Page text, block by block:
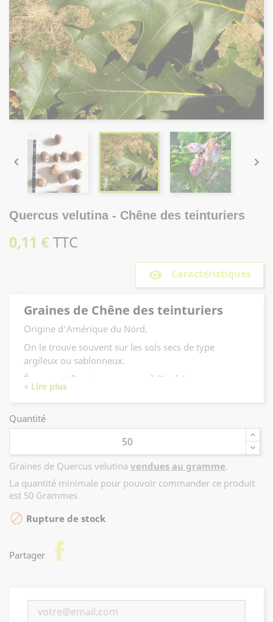
 
Quercus velutina - Chêne des teinturiers
0,11 €TTC
remove_red_eye Caractéristiques
Graines de Chêne des teinturiers
Origine d'Amérique du Nord.
On le trouve souvent sur les sols secs de type
argileux ou sablonneux.
Écorce noirâtre, jaune orange à l'intérieur.
Quantité
Graines de Quercus velutina vendues au gramme.
La quantité minimale pour pouvoir commander ce produit
est 50 Grammes
 Rupture de stock
Partager facebook